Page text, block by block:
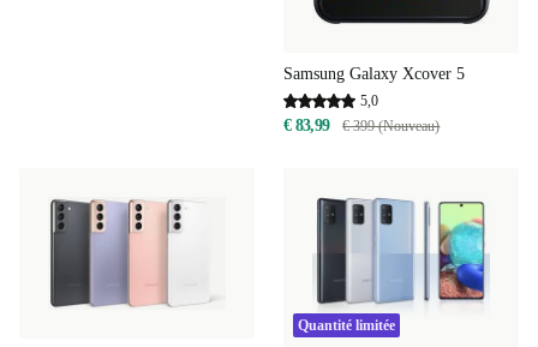
Samsung Galaxy Xcover 5
5,0
€ 83,99 € 399 (Nouveau)
Quantité limitée